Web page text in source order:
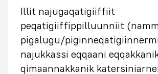
Illit najugaqatigiiffiit
peqatigiiffippilluunniit
pigalugu/
najukkassi eqqaani
qimaannakkanik